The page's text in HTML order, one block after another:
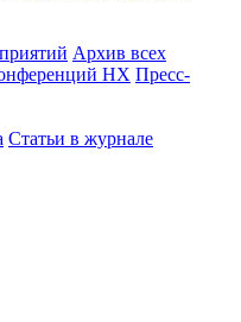
Архив всех
НХ Пресс-
Статьи в журнале